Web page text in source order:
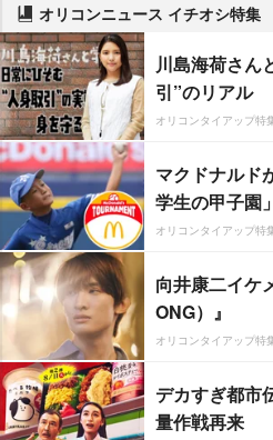
オリコンニュース イチオシ特集
川島海荷さん
引”のリアル
オリコンタイアップ特
マクドナルド
学生の甲子園」
オリコンタイアップ特
向井康二イケ
ONG）』
オリコンタイアップ特
デカすぎ都市
量作戦再来